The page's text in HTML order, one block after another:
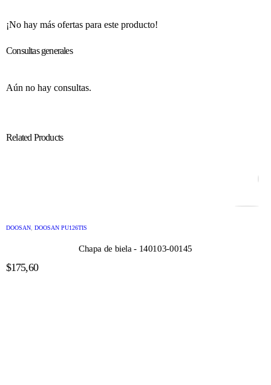
¡No hay más ofertas para este producto!
Consultas generales
Aún no hay consultas.
Related Products
DOOSAN DOOSAN PU126TIS
Chapa de biela - 140103-00145
$175,60